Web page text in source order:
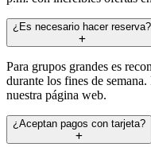
¿Es necesario hacer reserva?
Para grupos grandes es
durante los fines de
nuestra página web.
¿Aceptan pagos con tarjeta?